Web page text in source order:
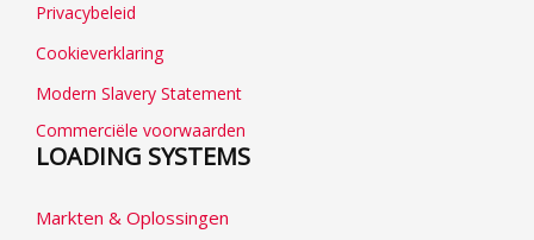
Privacybeleid
Cookieverklaring
Modern Slavery Statement
Commerciële voorwaarden
LOADING SYSTEMS
Markten & Oplossingen